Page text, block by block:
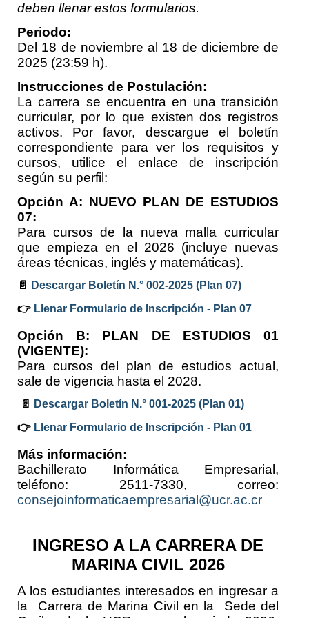
deben llenar estos formularios.
Periodo:
Del 18 de noviembre al 18 de diciembre de
2025 (23:59 h).
Instrucciones de Postulación:
La carrera se encuentra en una transición
curricular, por lo que existen dos registros
activos. Por favor, descargue el boletín
correspondiente para ver los requisitos y
cursos, utilice el enlace de inscripción
según su perfil:
Opción A: NUEVO PLAN DE ESTUDIOS
07:
Para cursos de la nueva malla curricular
que empieza en el 2026 (incluye nuevas
áreas técnicas, inglés y matemáticas).
📄
Descargar Boletín N.° 002-2025 (Plan 07)
👉 Llenar Formulario de Inscripción - Plan 07
Opción B: PLAN DE ESTUDIOS 01
(VIGENTE):
Para cursos del plan de estudios actual,
sale de vigencia hasta el 2028.
📄
Descargar Boletín N.° 001-2025 (Plan 01)
👉 Llenar Formulario de Inscripción - Plan 01
Más información:
Bachillerato Informática Empresarial,
teléfono: 2511-7330, correo:
consejoinformaticaempresarial@ucr.ac.cr
INGRESO A LA CARRERA DE
MARINA CIVIL 2026
A los estudiantes interesados en ingresar a
la Carrera de Marina Civil en la Sede del